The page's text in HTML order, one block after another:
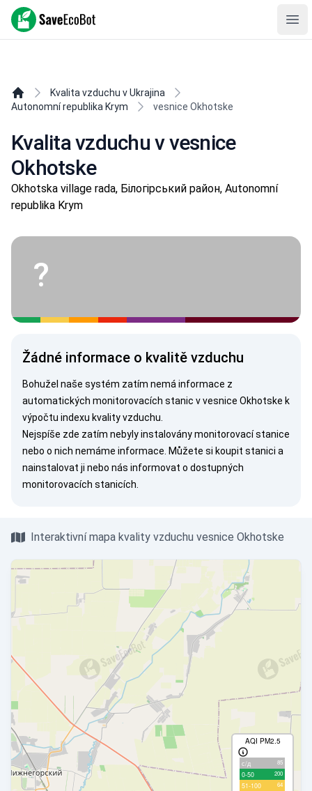
SaveEcoBot
Kvalita vzduchu v Ukrajina
Autonomní republika Krym
vesnice Okhotske
Kvalita vzduchu v vesnice
Okhotske
Okhotska village rada, Білогірський район, Autonomní
republika Krym
?
Žádné informace o kvalitě vzduchu
Bohužel naše systém zatím nemá informace z
automatických monitorovacích stanic v vesnice Okhotske k
výpočtu indexu kvality vzduchu.
Nejspíše zde zatím nebyly instalovány monitorovací stanice
nebo o nich nemáme informace. Můžete si koupit stanici a
nainstalovat ji nebo nás informovat o dostupných
monitorovacích stanicích.
Interaktivní mapa kvality vzduchu vesnice Okhotske
AQI PM2.5
с/д 85
0-50 200
51-100 64